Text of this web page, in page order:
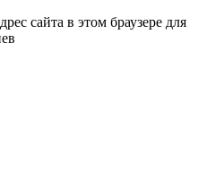
сайта в этом браузере для